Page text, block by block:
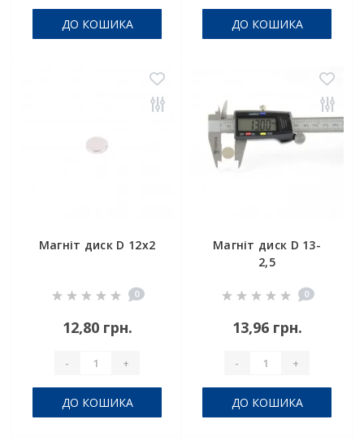
ДО КОШИКА ДО КОШИКА
Магніт диск D 12x2
0
12,80 грн.
- +
ДО КОШИКА
Магніт диск D 13-
2,5
0
13,96 грн.
- +
ДО КОШИКА